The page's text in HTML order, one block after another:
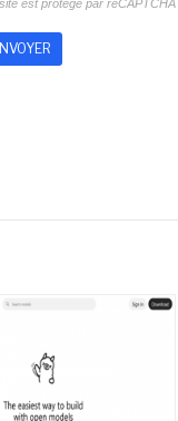
est protégé par